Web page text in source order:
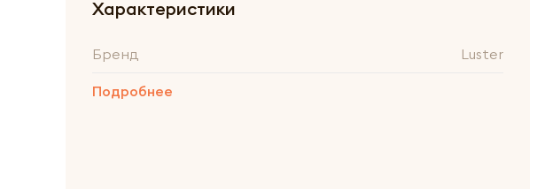
Характеристики
Бренд Luster
Подробнее